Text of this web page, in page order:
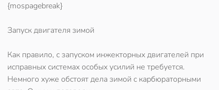
{mospagebreak}
Запуск двигателя зимой
Как правило, с запуском инжекторных двигателей при
исправных системах особых усилий не требуется.
Немного хуже обстоят дела зимой с карбюраторными